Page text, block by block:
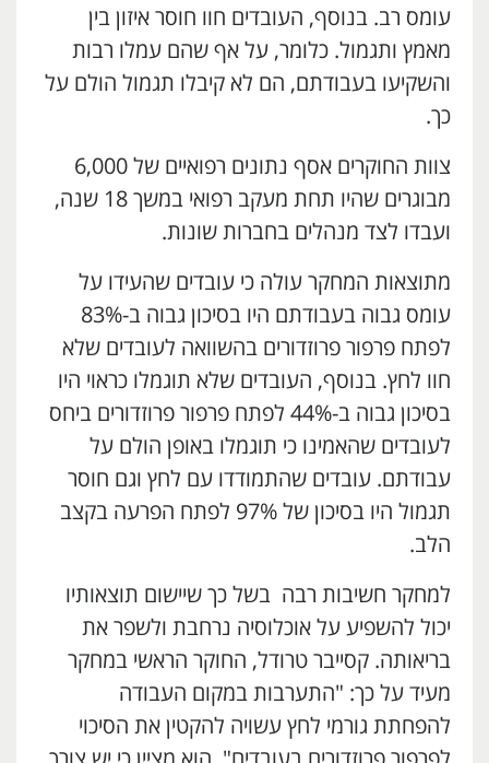
עומס רב. בנוסף, העובדים חוו חוסר איזון בין
מאמץ ותגמול. כלומר, על אף שהם עמלו רבות
והשקיעו בעבודתם, הם לא קיבלו תגמול הולם על
כך.
צוות החוקרים אסף נתונים רפואיים של 6,000
מבוגרים שהיו תחת מעקב רפואי במשך 18 שנה,
ועבדו לצד מנהלים בחברות שונות.
מתוצאות המחקר עולה כי עובדים שהעידו על
עומס גבוה בעבודתם היו בסיכון גבוה ב-83%
לפתח פרפור פרוזדורים בהשוואה לעובדים שלא
חוו לחץ. בנוסף, העובדים שלא תוגמלו כראוי היו
בסיכון גבוה ב-44% לפתח פרפור פרוזדורים ביחס
לעובדים שהאמינו כי תוגמלו באופן הולם על
עבודתם. עובדים שהתמודדו עם לחץ וגם חוסר
תגמול היו בסיכון של 97% לפתח הפרעה בקצב
הלב.
למחקר חשיבות רבה בשל כך שיישום תוצאותיו
יכול להשפיע על אוכלוסיה נרחבת ולשפר את
בריאותה. קסייבר טרודל, החוקר הראשי במחקר
מעיד על כך: "התערבות במקום העבודה
להפחתת גורמי לחץ עשויה להקטין את הסיכוי